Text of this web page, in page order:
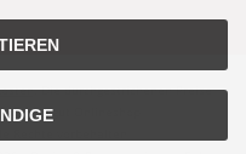
. Die durchgestrichenen Preise
bei Nixgut Onlineshop